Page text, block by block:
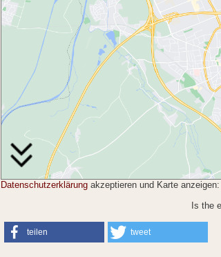
Datenschutzerklärung akzeptieren und Karte anzeigen:
Is the
teilen tweet